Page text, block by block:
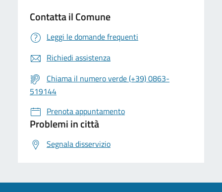
Contatta il Comune
Leggi le domande frequenti
Richiedi assistenza
Chiama il numero verde (+39) 0863-
519144
Prenota appuntamento
Problemi in città
Segnala disservizio